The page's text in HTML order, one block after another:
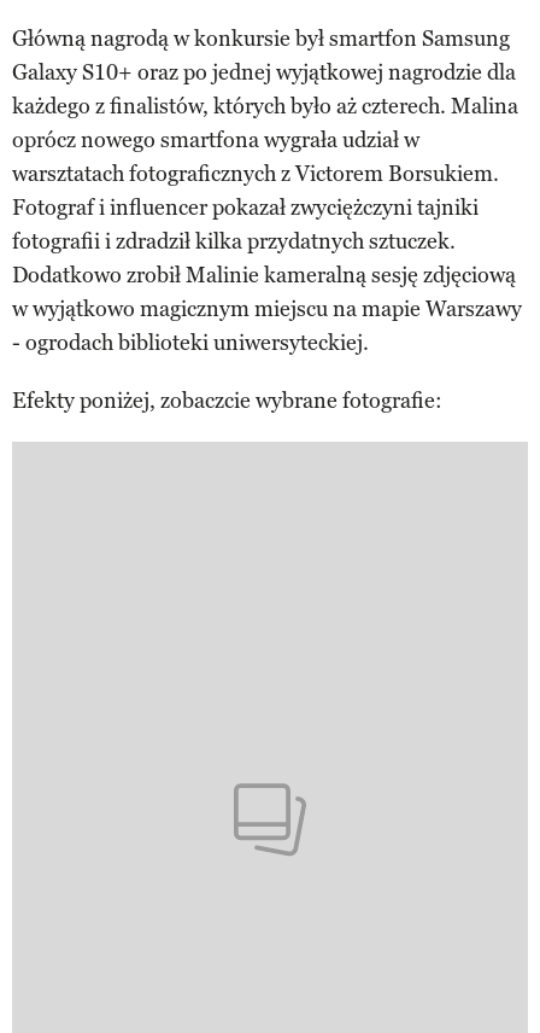
Główną nagrodą w konkursie był smartfon Samsung
Galaxy S10+ oraz po jednej wyjątkowej nagrodzie dla
każdego z finalistów, których było aż czterech. Malina
oprócz nowego smartfona wygrała udział w
warsztatach fotograficznych z Victorem Borsukiem.
Fotograf i influencer pokazał zwyciężczyni tajniki
fotografii i zdradził kilka przydatnych sztuczek.
Dodatkowo zrobił Malinie kameralną sesję zdjęciową
w wyjątkowo magicznym miejscu na mapie Warszawy
- ogrodach biblioteki uniwersyteckiej.
Efekty poniżej, zobaczcie wybrane fotografie: